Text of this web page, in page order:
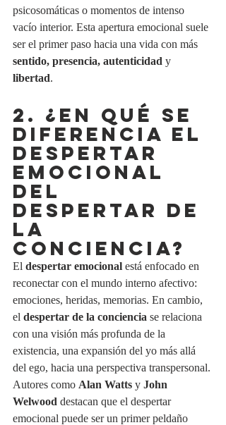
psicosomáticas o momentos de intenso
vacío interior. Esta apertura emocional suele
ser el primer paso hacia una vida con más
sentido, presencia, autenticidad y
libertad.
2. ¿EN QUÉ SE
DIFERENCIA EL
DESPERTAR
EMOCIONAL
DEL
DESPERTAR DE
LA
CONCIENCIA?
El despertar emocional está enfocado en
reconectar con el mundo interno afectivo:
emociones, heridas, memorias. En cambio,
el despertar de la conciencia se relaciona
con una visión más profunda de la
existencia, una expansión del yo más allá
del ego, hacia una perspectiva transpersonal.
Autores como Alan Watts y John
Welwood destacan que el despertar
emocional puede ser un primer peldaño